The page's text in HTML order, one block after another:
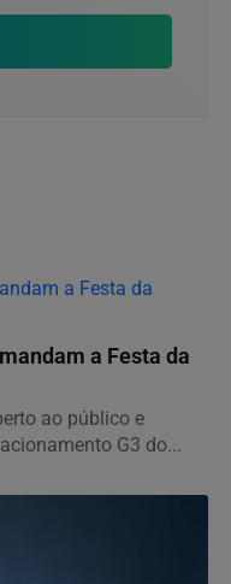
a Festa da
ao público e
G3 do...